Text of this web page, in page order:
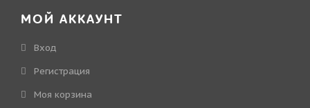
МОЙ АККАУНТ
Вход
Регистрация
Моя корзина